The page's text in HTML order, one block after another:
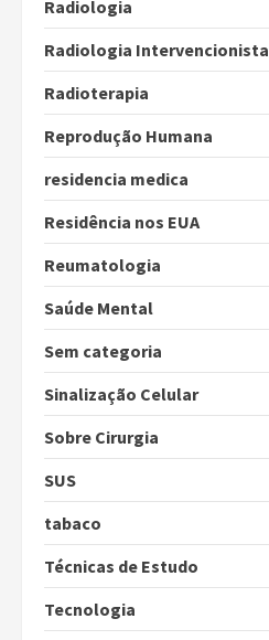
Radiologia
Radiologia Intervencionista
Radioterapia
Reprodução Humana
residencia medica
Residência nos EUA
Reumatologia
Saúde Mental
Sem categoria
Sinalização Celular
Sobre Cirurgia
SUS
tabaco
Técnicas de Estudo
Tecnologia